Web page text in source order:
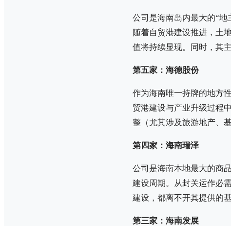
公司是海南岛内最大的“地
随着自贸港建设推进，土
值将持续显现。同时，其
第五家：海德股份
作为海南唯一持牌的地方
贸港建设与产业升级过程
整（尤其涉及旅游地产、
第四家：海南瑞泽
公司是海南本地最大的商
建设周期。从封关运作必
建设，都离不开其提供的
第三家：海南发展